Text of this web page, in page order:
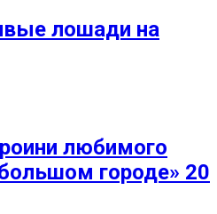
лошади на
любимого
городе» 20